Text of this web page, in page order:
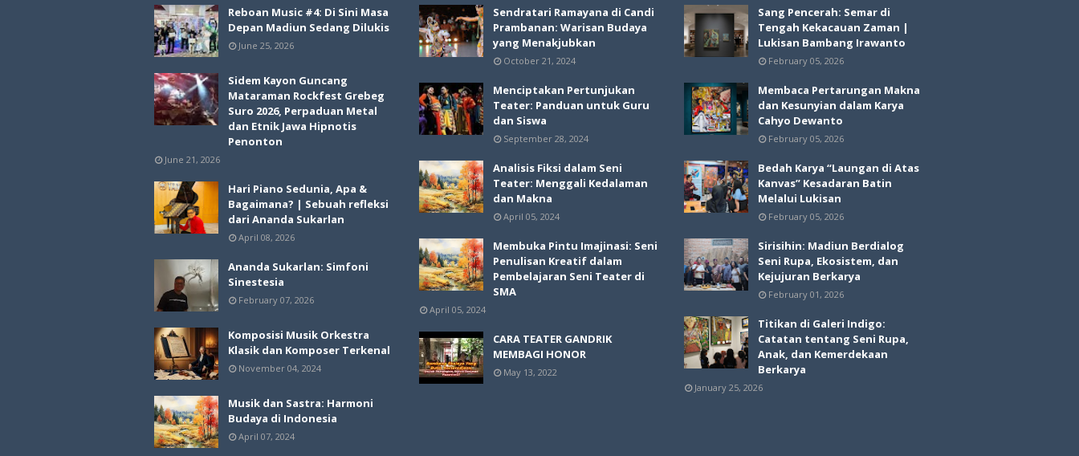
Reboan Music #4: Di Sini Masa
Depan Madiun Sedang Dilukis
June 25, 2026
Sidem Kayon Guncang
Mataraman Rockfest Grebeg
Suro 2026, Perpaduan Metal
dan Etnik Jawa Hipnotis
Penonton
June 21, 2026
Hari Piano Sedunia, Apa &
Bagaimana? | Sebuah refleksi
dari Ananda Sukarlan
April 08, 2026
Ananda Sukarlan: Simfoni
Sinestesia
February 07, 2026
Komposisi Musik Orkestra
Klasik dan Komposer Terkenal
November 04, 2024
Musik dan Sastra: Harmoni
Budaya di Indonesia
April 07, 2024
Sendratari Ramayana di Candi
Prambanan: Warisan Budaya
yang Menakjubkan
October 21, 2024
Menciptakan Pertunjukan
Teater: Panduan untuk Guru
dan Siswa
September 28, 2024
Analisis Fiksi dalam Seni
Teater: Menggali Kedalaman
dan Makna
April 05, 2024
Membuka Pintu Imajinasi: Seni
Penulisan Kreatif dalam
Pembelajaran Seni Teater di
SMA
April 05, 2024
CARA TEATER GANDRIK
MEMBAGI HONOR
May 13, 2022
Sang Pencerah: Semar di
Tengah Kekacauan Zaman |
Lukisan Bambang Irawanto
February 05, 2026
Membaca Pertarungan Makna
dan Kesunyian dalam Karya
Cahyo Dewanto
February 05, 2026
Bedah Karya “Laungan di Atas
Kanvas” Kesadaran Batin
Melalui Lukisan
February 05, 2026
Sirisihin: Madiun Berdialog
Seni Rupa, Ekosistem, dan
Kejujuran Berkarya
February 01, 2026
Titikan di Galeri Indigo:
Catatan tentang Seni Rupa,
Anak, dan Kemerdekaan
Berkarya
January 25, 2026